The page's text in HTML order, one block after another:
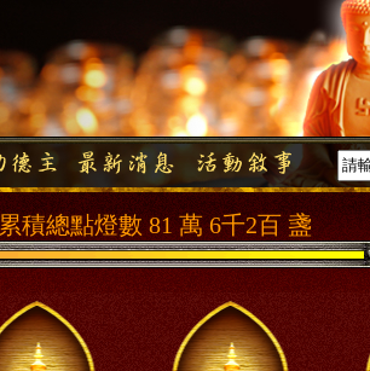
積總點燈數 81 萬 6千2百 盞